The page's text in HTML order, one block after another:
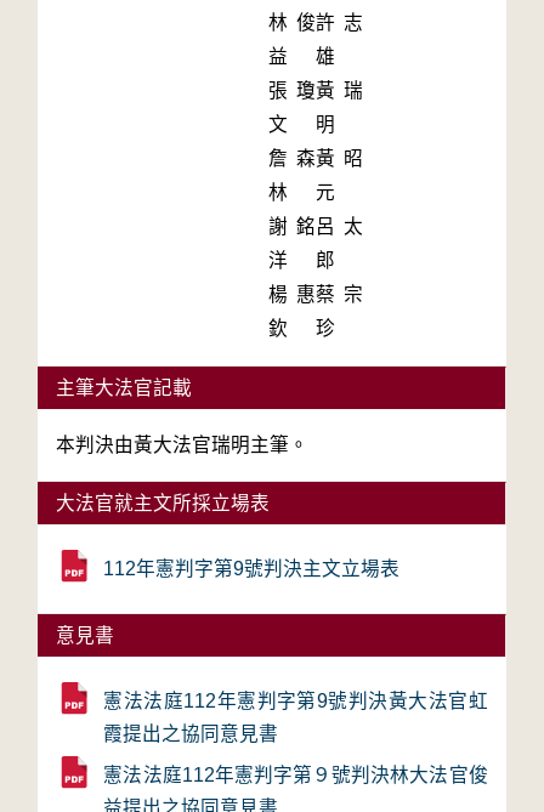
林俊
益
許志
雄
張瓊
文
黃瑞
明
詹森
林
黃昭
元
謝銘
洋
呂太
郎
楊惠
欽
蔡宗
珍
主筆大法官記載
本判決由黃大法官瑞明主筆。
大法官就主文所採立場表
112年憲判字第9號判決主文立場表
意見書
憲法法庭112年憲判字第9號判決黃大法官虹
霞提出之協同意見書
憲法法庭112年憲判字第９號判決林大法官俊
益提出之協同意見書